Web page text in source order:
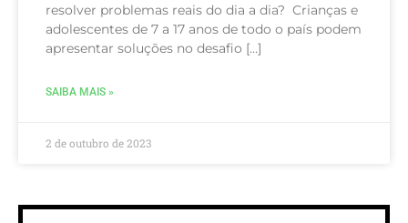
resolver problemas reais do dia a dia? Crianças e
adolescentes de 7 a 17 anos de todo o país podem
apresentar soluções no desafio […]
SAIBA MAIS »
2 de outubro de 2023